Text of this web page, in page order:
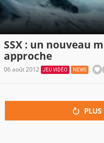
SSX : un nouveau
approche
06 août 2012 JEU VIDÉO NEWS